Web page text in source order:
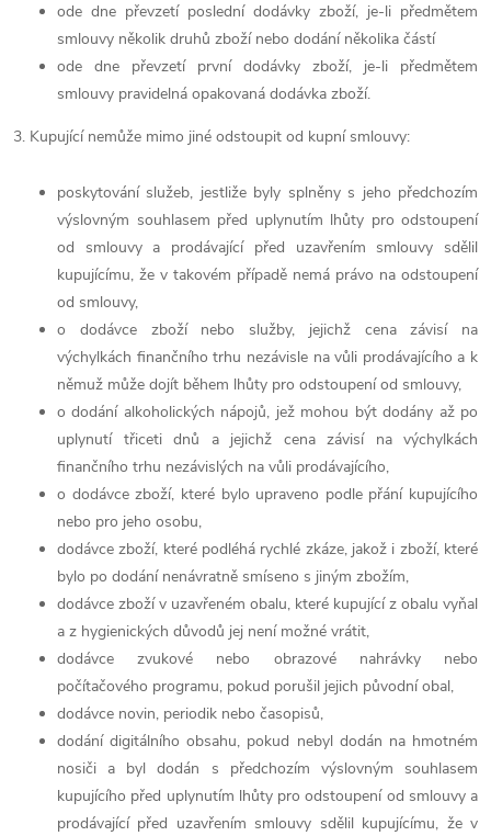
ode dne převzetí poslední dodávky zboží, je-li předmětem
smlouvy několik druhů zboží nebo dodání několika částí
ode dne převzetí první dodávky zboží, je-li předmětem
smlouvy pravidelná opakovaná dodávka zboží.
3. Kupující nemůže mimo jiné odstoupit od kupní smlouvy:
poskytování služeb, jestliže byly splněny s jeho předchozím
výslovným souhlasem před uplynutím lhůty pro odstoupení
od smlouvy a prodávající před uzavřením smlouvy sdělil
kupujícímu, že v takovém případě nemá právo na odstoupení
od smlouvy,
o dodávce zboží nebo služby, jejichž cena závisí na
výchylkách finančního trhu nezávisle na vůli prodávajícího a k
němuž může dojít během lhůty pro odstoupení od smlouvy,
o dodání alkoholických nápojů, jež mohou být dodány až po
uplynutí třiceti dnů a jejichž cena závisí na výchylkách
finančního trhu nezávislých na vůli prodávajícího,
o dodávce zboží, které bylo upraveno podle přání kupujícího
nebo pro jeho osobu,
dodávce zboží, které podléhá rychlé zkáze, jakož i zboží, které
bylo po dodání nenávratně smíseno s jiným zbožím,
dodávce zboží v uzavřeném obalu, které kupující z obalu vyňal
a z hygienických důvodů jej není možné vrátit,
dodávce zvukové nebo obrazové nahrávky nebo
počítačového programu, pokud porušil jejich původní obal,
dodávce novin, periodik nebo časopisů,
dodání digitálního obsahu, pokud nebyl dodán na hmotném
nosiči a byl dodán s předchozím výslovným souhlasem
kupujícího před uplynutím lhůty pro odstoupení od smlouvy a
prodávající před uzavřením smlouvy sdělil kupujícímu, že v